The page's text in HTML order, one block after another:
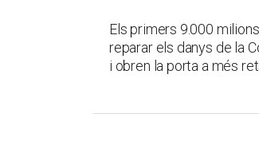
Els primers 9.000
reparar els danys de la
i obren la porta a més